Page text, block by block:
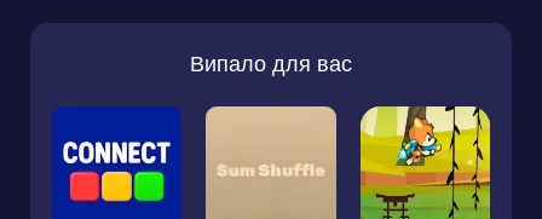
Випало для вас